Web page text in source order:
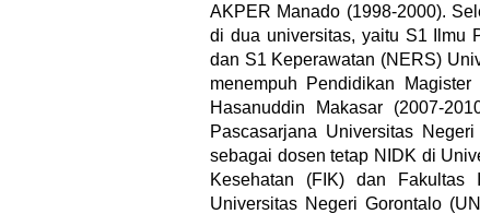
AKPER Manado (1998-2000).
di dua universitas, yaitu S1 Ilmu
dan S1 Keperawatan (NERS)
menempuh Pendidikan
Hasanuddin Makasar (2007-
Pascasarjana Universitas
sebagai dosen tetap NIDK di
Kesehatan (FIK) dan
Universitas Negeri Gorontalo